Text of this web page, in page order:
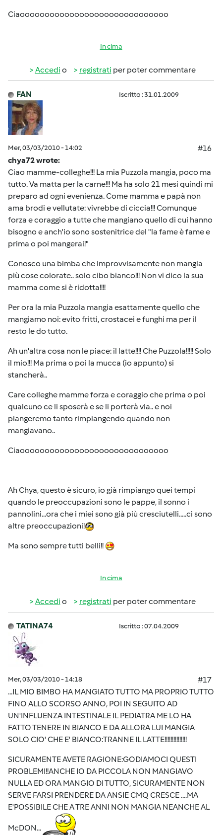
Ciaoooooooooooooooooooooooooooooo
In cima
Accedi o registrati per poter commentare
FAN Iscritto : 31.01.2009
Mer, 03/03/2010 - 14:02
#16
chya72 wrote:
Ciao mamme-colleghe!!! La mia Puzzola mangia, poco ma
tutto. Va matta per la carne!!! Ma ha solo 21 mesi quindi mi
preparo ad ogni evenienza. Come mamma e papà non
ama brodi e vellutate: vivrebbe di ciccia!!! Comunque
forza e coraggio a tutte che mangiano quello di cui hanno
bisogno e anch'io sono sostenitrice del "la fame è fame e
prima o poi mangerai!"
Conosco una bimba che improvvisamente non mangia
più cose colorate.. solo cibo bianco!!! Non vi dico la sua
mamma come si è ridotta!!!!
Per ora la mia Puzzola mangia esattamente quello che
mangiamo noi: evito fritti, crostacei e funghi ma per il
resto le do tutto.
Ah un'altra cosa non le piace: il latte!!!! Che Puzzola!!!!! Solo
il mio!!! Ma prima o poi la mucca (io appunto) si
stancherà..
Care colleghe mamme forza e coraggio che prima o poi
qualcuno ce li sposerà e se li porterà via.. e noi
piangeremo tanto rimpiangendo quando non
mangiavano..
Ciaoooooooooooooooooooooooooooooo
Ah Chya, questo è sicuro, io già rimpiango quei tempi
quando le preoccupazioni sono le pappe, il sonno i
pannolini...ora che i miei sono già più cresciutelli.....ci sono
altre preoccupazioni!
Ma sono sempre tutti belli!!
In cima
Accedi o registrati per poter commentare
TATINA74 Iscritto : 07.04.2009
Mer, 03/03/2010 - 14:18
#17
...IL MIO BIMBO HA MANGIATO TUTTO MA PROPRIO TUTTO
FINO ALLO SCORSO ANNO, POI IN SEGUITO AD
UN'INFLUENZA INTESTINALE IL PEDIATRA ME LO HA
FATTO TENERE IN BIANCO E DA ALLORA LUI MANGIA
SOLO CIO' CHE E' BIANCO:TRANNE IL LATTE!!!!!!!!!!!!!!!
SICURAMENTE AVETE RAGIONE:GODIAMOCI QUESTI
PROBLEMI!!ANCHE IO DA PICCOLA NON MANGIAVO
NULLA ED ORA MANGIO DI TUTTO, SICURAMENTE NON
SERVE FARSI PRENDERE DA ANSIE CMQ CRESCE ....MA
E'POSSIBILE CHE A TRE ANNI NON MANGIA NEANCHE AL
McDON...